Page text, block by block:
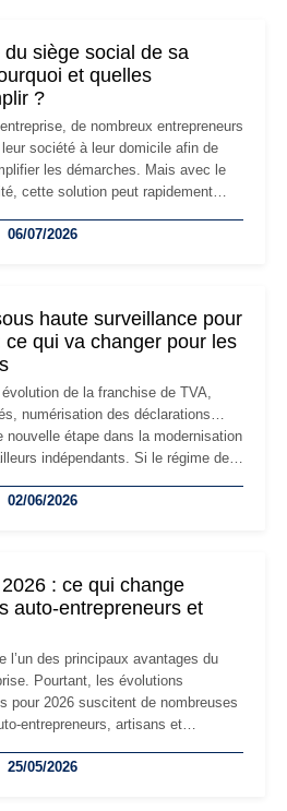
siège social de sa
et quelles
?
de nombreux entrepreneurs
société à leur domicile afin de
les démarches. Mais avec le
cette solution peut rapidement
image de marque… Le
06/07/2026
haute surveillance pour
ce qui va changer pour les
de la franchise de TVA,
numérisation des déclarations…
nouvelle étape dans la modernisation
indépendants. Si le régime de
s'adapter à un environnement
02/06/2026
: ce qui change
auto-entrepreneurs et
l’un des principaux avantages du
Pourtant, les évolutions
pour 2026 suscitent de nombreuses
entrepreneurs, artisans et
vers la TVA : les règles
25/05/2026